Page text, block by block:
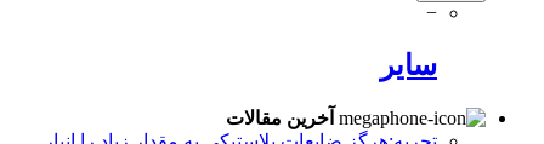
−
سایر
آخرین مقالات